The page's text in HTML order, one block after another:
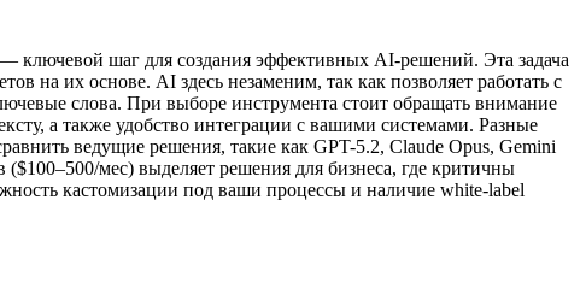
ключевой шаг для создания эффективных AI-решений. Эта задача
на их основе. AI здесь незаменим, так как позволяет работать с
слова. При выборе инструмента стоит обращать внимание
а также удобство интеграции с вашими системами. Разные
ведущие решения, такие как GPT-5.2, Claude Opus, Gemini
мес) выделяет решения для бизнеса, где критичны
кастомизации под ваши процессы и наличие white-label